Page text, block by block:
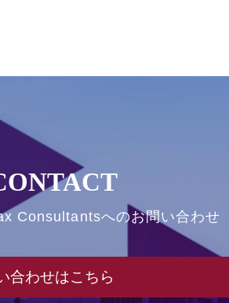
Consultantsへのお問い合わせ
合わせはこちら